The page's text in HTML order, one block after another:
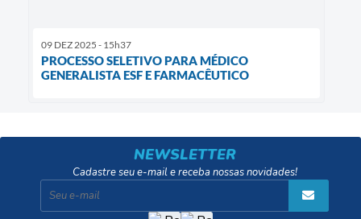
09 DEZ 2025 - 15h37
PROCESSO SELETIVO PARA MÉDICO
GENERALISTA ESF E FARMACÊUTICO
NEWSLETTER
Cadastre seu e-mail e receba nossas novidades!